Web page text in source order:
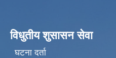
विधुतीय शुसासन सेवा
घटना दर्ता